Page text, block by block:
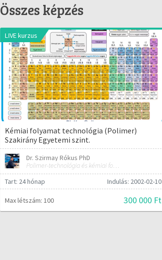
Összes képzés
LIVE kurzus
Kémiai folyamat technológia (Polimer)
Szakirány Egyetemi szint.
Dr. Szirmay Rókus PhD
Polimer-technológia és kémiai folyamat-technológia
Tart: 24 hónap
Indulás: 2002-02-10
Max létszám: 100 300 000 Ft